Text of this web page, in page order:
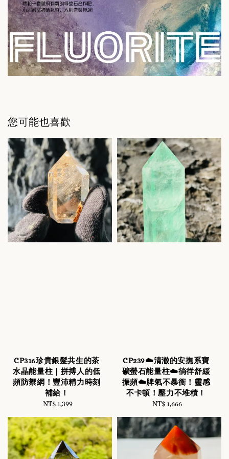
您可能也喜歡
CP316珍貴銀髮共生的茶
水晶能量柱｜拼搏人的低
頻防禦網！豐沛精力時刻
補給！
Regular
NT$ 1,399
CP239☁️清澈的安撫系寶
礦螢石能量柱☁️徜徉舒緩
振頻☁️脾氣不暴衝！靈感
不卡頓！壓力不堆積！
Regular
NT$ 1,666